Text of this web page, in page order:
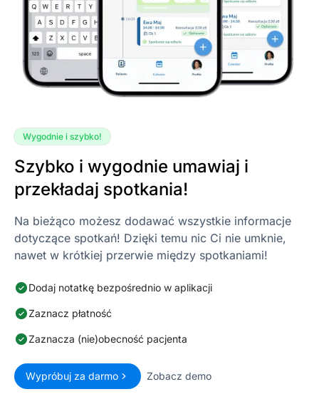
Wygodnie i szybko!
Szybko i wygodnie umawiaj i
przekładaj spotkania!
Na bieżąco możesz dodawać wszystkie informacje
dotyczące spotkań! Dzięki temu nic Ci nie umknie,
nawet w krótkiej przerwie między spotkaniami!
Dodaj notatkę bezpośrednio w aplikacji
Zaznacz płatność
Zaznacza (nie)obecność pacjenta
Wypróbuj za darmo Zobacz demo